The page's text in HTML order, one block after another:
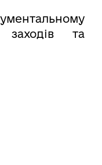
заходів та